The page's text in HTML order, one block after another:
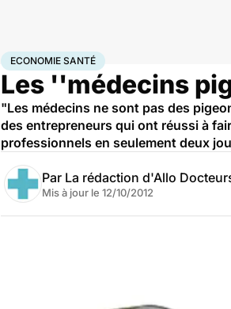
AccueilSantéSociétéSanté publique
ECONOMIE SANTÉ
Les ''médecins
"Les médecins ne sont pas des
des entrepreneurs qui ont réussi à
professionnels en seulement deux
Par La rédaction d'Allo
Mis à jour le 12/10/2012